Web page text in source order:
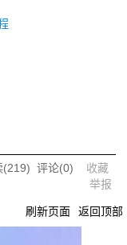
(219) 评论(0) 收藏
举报
刷新页面 返回顶部